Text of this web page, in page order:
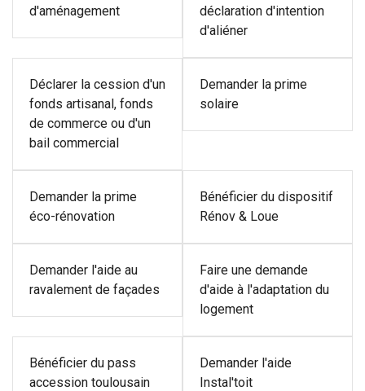
d'aménagement
déclaration d'intention
d'aliéner
Déclarer la cession d'un
fonds artisanal, fonds
de commerce ou d'un
bail commercial
Demander la prime
solaire
Demander la prime
éco-rénovation
Bénéficier du dispositif
Rénov & Loue
Demander l'aide au
ravalement de façades
Faire une demande
d'aide à l'adaptation du
logement
Bénéficier du pass
accession toulousain
Demander l'aide
Instal'toit